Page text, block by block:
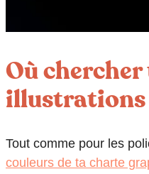
Où
illustrations
Tout comme pour les
couleurs de ta charte